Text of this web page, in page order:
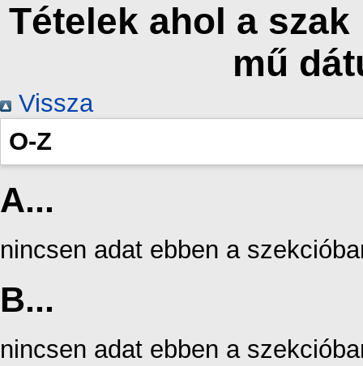
Tételek ahol a
mű
Vissza
O-Z
A...
nincsen adat ebben a
B...
nincsen adat ebben a